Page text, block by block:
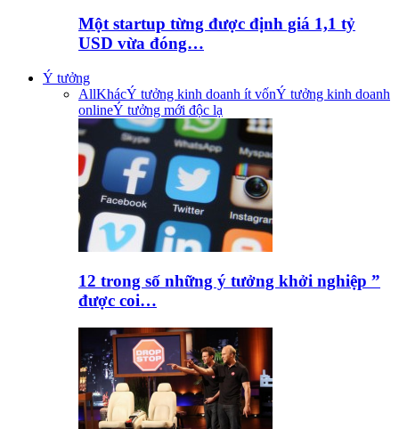
Một startup từng được định giá 1,1 tỷ
USD vừa đóng…
Ý tưởng
AllKhácÝ tưởng kinh doanh ít vốnÝ tưởng kinh doanh
onlineÝ tưởng mới độc lạ
12 trong số những ý tưởng khởi nghiệp ”
được coi…